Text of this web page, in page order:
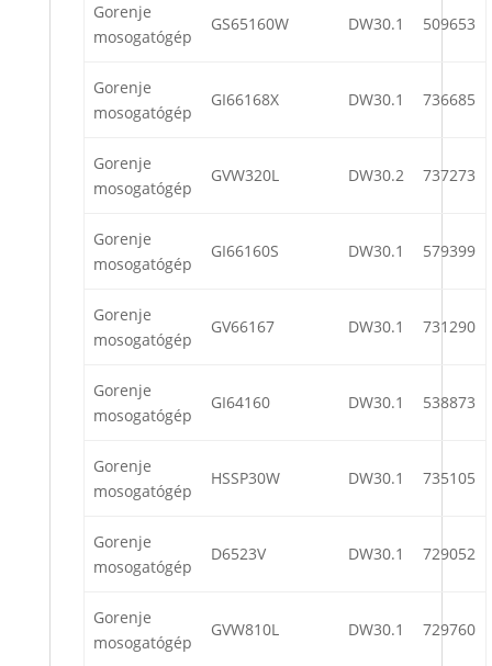
Gorenje
mosogatógép
GS65160W DW30.1 509653
Gorenje
mosogatógép
GI66168X DW30.1 736685
Gorenje
mosogatógép
GVW320L DW30.2 737273
Gorenje
mosogatógép
GI66160S DW30.1 579399
Gorenje
mosogatógép
GV66167 DW30.1 731290
Gorenje
mosogatógép
GI64160 DW30.1 538873
Gorenje
mosogatógép
HSSP30W DW30.1 735105
Gorenje
mosogatógép
D6523V DW30.1 729052
Gorenje
mosogatógép
GVW810L DW30.1 729760